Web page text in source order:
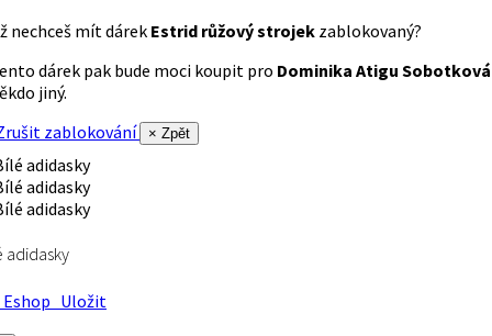
nechceš mít dárek Estrid růžový strojek zablokovaný?
dárek pak bude moci koupit pro Dominika Atigu Sobotková
jiný.
zablokování
× Zpět
adidasky
Uložit